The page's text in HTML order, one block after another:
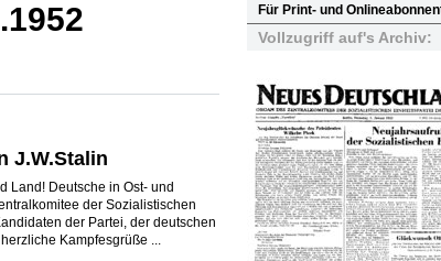
J.W.Stalin
Land! Deutsche in Ost- und
der Sozialistischen
der Partei, der deutschen
Kampfesgrüße ...
Für Print- und
Vollzugriff auf's Archiv: